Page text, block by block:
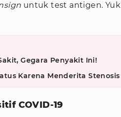
untuk test antigen. Yuk
Gegara Penyakit Ini!
Karena Menderita Stenosis
COVID-19